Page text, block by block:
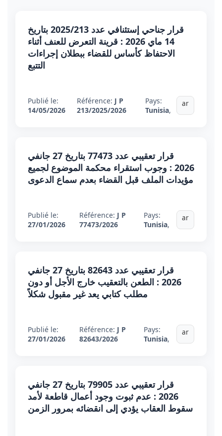
قرار جناحي إستئنافي عدد 2025/213 بتاريخ
14 ماي 2026 : قرينة التعرض للعنف أثناء
الاحتفاظ كأساس للقضاء ببطلان إجراءات
التتبع
Publié le:
14/05/2026
Référence: J P
213/2025/2026
Pays:
Tunisia,
ar
قرار تعقيبي عدد 77473 بتاريخ 27 جانفي
2026 : وجوب استقراء محكمة الموضوع لجميع
مؤيدات الملف قبل القضاء بعدم سماع الدعوى
Publié le:
27/01/2026
Référence: J P
77473/2026
Pays:
Tunisia,
ar
قرار تعقيبي عدد 82643 بتاريخ 27 جانفي
2026 : الطعن بالتعقيب خارج الأجل أو دون
مطلب كتابي يعد غير مقبول شكلاً
Publié le:
27/01/2026
Référence: J P
82643/2026
Pays:
Tunisia,
ar
قرار تعقيبي عدد 79905 بتاريخ 27 جانفي
2026 : عدم ثبوت وجود أعمال قاطعة لأمد
سقوط العقاب يؤدي إلى انقضائه بمرور الزمن